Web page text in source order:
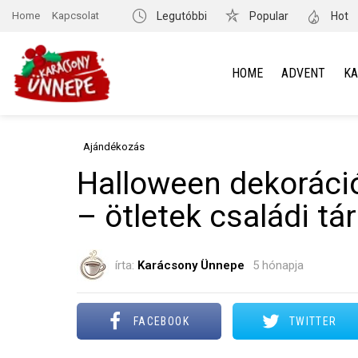
Home Kapcsolat Legutóbbi Popular Hot
HOME ADVENT
Ajándékozás
Halloween
– ötletek családi
írta: Karácsony Ünnepe 5 hónapja
FACEBOOK TWITTER